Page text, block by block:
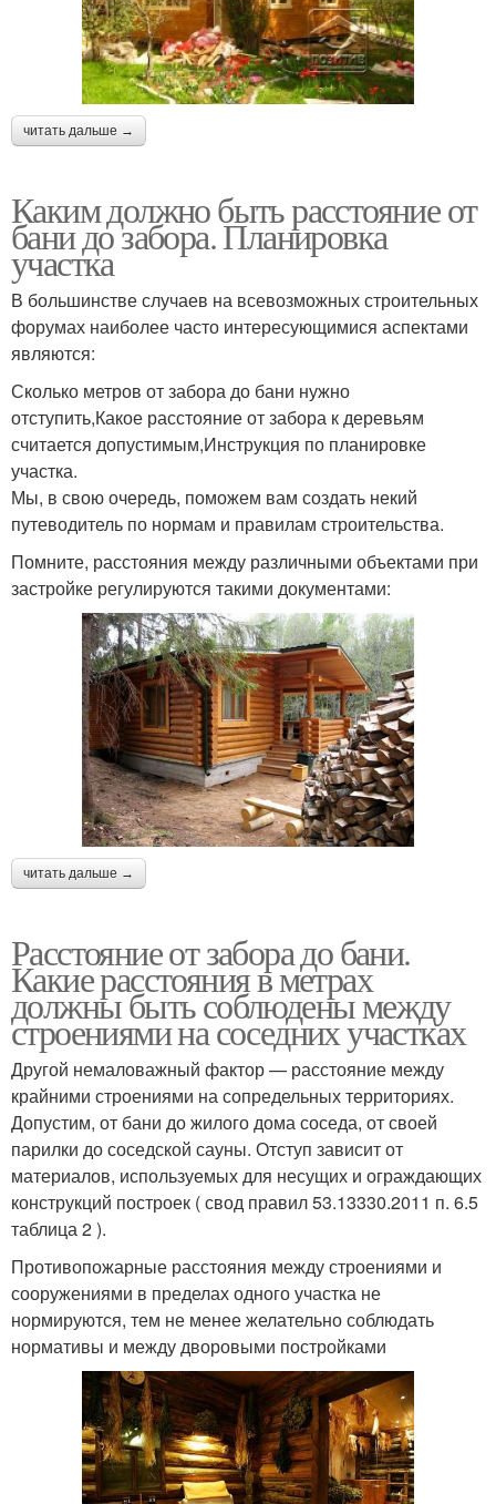
читать дальше →
Каким должно быть расстояние от
бани до забора. Планировка
участка
В большинстве случаев на всевозможных строительных
форумах наиболее часто интересующимися аспектами
являются:
Сколько метров от забора до бани нужно
отступить,Какое расстояние от забора к деревьям
считается допустимым,Инструкция по планировке
участка.
Мы, в свою очередь, поможем вам создать некий
путеводитель по нормам и правилам строительства.
Помните, расстояния между различными объектами при
застройке регулируются такими документами:
читать дальше →
Расстояние от забора до бани.
Какие расстояния в метрах
должны быть соблюдены между
строениями на соседних участках
Другой немаловажный фактор — расстояние между
крайними строениями на сопредельных территориях.
Допустим, от бани до жилого дома соседа, от своей
парилки до соседской сауны. Отступ зависит от
материалов, используемых для несущих и ограждающих
конструкций построек ( свод правил 53.13330.2011 п. 6.5
таблица 2 ).
Противопожарные расстояния между строениями и
сооружениями в пределах одного участка не
нормируются, тем не менее желательно соблюдать
нормативы и между дворовыми постройками